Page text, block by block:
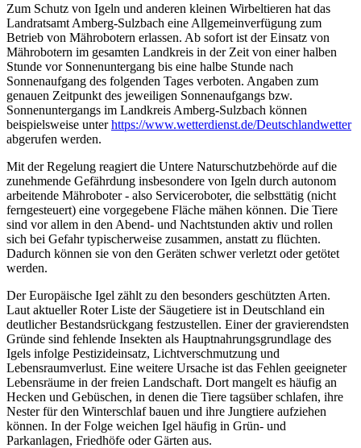
Zum Schutz von Igeln und anderen kleinen Wirbeltieren hat das
Landratsamt Amberg-Sulzbach eine Allgemeinverfügung zum
Betrieb von Mährobotern erlassen. Ab sofort ist der Einsatz von
Mährobotern im gesamten Landkreis in der Zeit von einer halben
Stunde vor Sonnenuntergang bis eine halbe Stunde nach
Sonnenaufgang des folgenden Tages verboten. Angaben zum
genauen Zeitpunkt des jeweiligen Sonnenaufgangs bzw.
Sonnenuntergangs im Landkreis Amberg-Sulzbach können
beispielsweise unterhttps://www.wetterdienst.de/Deutschlandwetter
abgerufen werden.
Mit der Regelung reagiert die Untere Naturschutzbehörde auf die
zunehmende Gefährdung insbesondere von Igeln durch autonom
arbeitende Mähroboter - also Serviceroboter, die selbsttätig (nicht
ferngesteuert) eine vorgegebene Fläche mähen können. Die Tiere
sind vor allem in den Abend- und Nachtstunden aktiv und rollen
sich bei Gefahr typischerweise zusammen, anstatt zu flüchten.
Dadurch können sie von den Geräten schwer verletzt oder getötet
werden.
Der Europäische Igel zählt zu den besonders geschützten Arten.
Laut aktueller Roter Liste der Säugetiere ist in Deutschland ein
deutlicher Bestandsrückgang festzustellen. Einer der gravierendsten
Gründe sind fehlende Insekten als Hauptnahrungsgrundlage des
Igels infolge Pestizideinsatz, Lichtverschmutzung und
Lebensraumverlust. Eine weitere Ursache ist das Fehlen geeigneter
Lebensräume in der freien Landschaft. Dort mangelt es häufig an
Hecken und Gebüschen, in denen die Tiere tagsüber schlafen, ihre
Nester für den Winterschlaf bauen und ihre Jungtiere aufziehen
können. In der Folge weichen Igel häufig in Grün- und
Parkanlagen, Friedhöfe oder Gärten aus.